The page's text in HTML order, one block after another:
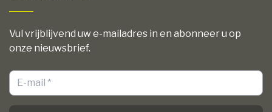
Vul vrijblijvend uw e-mailadres in en abonneer u op
onze nieuwsbrief.